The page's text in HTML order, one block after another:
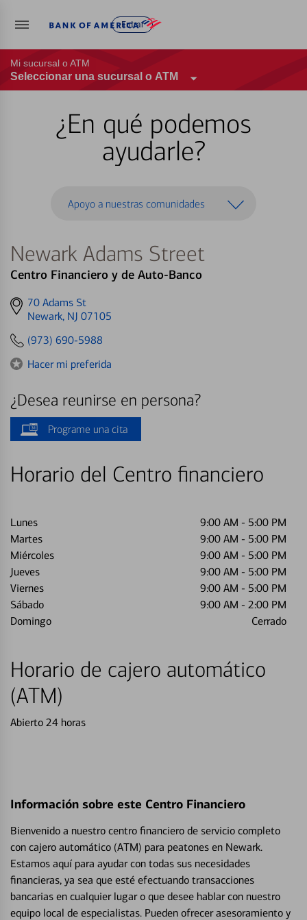
Entrar
Mi sucursal o ATM
Seleccionar una sucursal o ATM
¿En qué podemos
ayudarle?
Apoyo a nuestras comunidades
Newark Adams Street
Centro Financiero y de Auto-Banco
Get
directions
70 Adams St
Newark, NJ 07105
(973) 690-5988
Hacer mi preferida
¿Desea reunirse en persona?
Programe una cita
Horario del Centro financiero
Lunes 9:00 AM - 5:00 PM
Martes
9:00 AM - 5:00 PM
Miércoles
9:00 AM - 5:00 PM
Jueves
9:00 AM - 5:00 PM
Viernes
9:00 AM - 5:00 PM
Sábado
9:00 AM - 2:00 PM
Domingo
Cerrado
Horario de cajero automático
(ATM)
Abierto 24 horas
Información sobre este Centro Financiero
Bienvenido a nuestro centro financiero de servicio completo
con cajero automático (ATM) para peatones en Newark.
Estamos aquí para ayudar con todas sus necesidades
financieras, ya sea que esté efectuando transacciones
bancarias en cualquier lugar o que desee hablar con nuestro
equipo local de especialistas. Pueden ofrecer asesoramiento y